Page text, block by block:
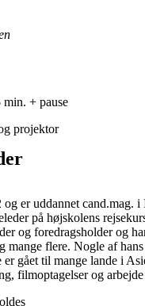
+ pause
projektor
er uddannet
på højskolens
og foredragsholder og
mange flere. Nogle af
er gået til mange lande i
filmoptagelser og